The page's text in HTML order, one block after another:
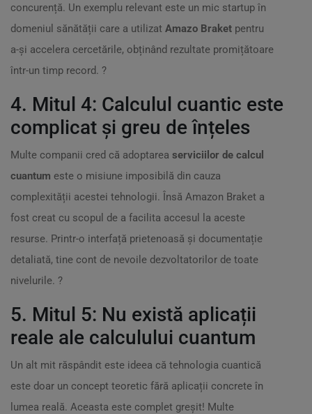
concurență. Un exemplu relevant este un mic startup în
domeniul sănătății care a utilizat Amazo Braket pentru
a-și accelera cercetările, obținând rezultate promițătoare
într-un timp record. ?
4. Mitul 4: Calculul cuantic este
complicat și greu de înțeles
Multe companii cred că adoptarea serviciilor de calcul
cuantum este o misiune imposibilă din cauza
complexității acestei tehnologii. Însă Amazon Braket a
fost creat cu scopul de a facilita accesul la aceste
resurse. Printr-o interfață prietenoasă și documentație
detaliată, tine cont de nevoile dezvoltatorilor de toate
nivelurile. ?
5. Mitul 5: Nu există aplicații
reale ale calculului cuantum
Un alt mit răspândit este ideea că tehnologia cuantică
este doar un concept teoretic fără aplicații concrete în
lumea reală. Aceasta este complet greșit! Multe